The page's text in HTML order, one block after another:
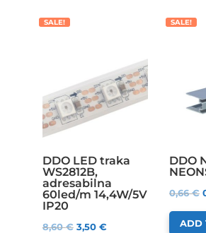
SALE!
DDO LED traka
WS2812B,
adresabilna
60led/m 14,4W/5V
IP20
8,60€ 3,50 €
SALE!
DDO
0,66€
ADD